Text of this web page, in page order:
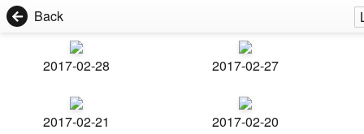
Back
2017-02-28 2017-02-27
2017-02-21 2017-02-20